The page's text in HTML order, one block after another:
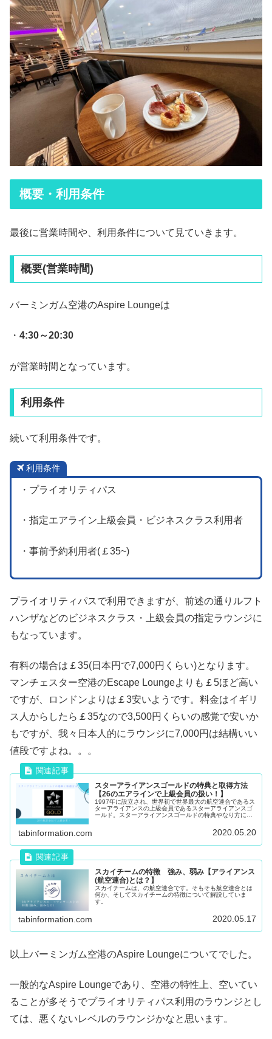
概要・利用条件
最後に営業時間や、利用条件について見ていきます。
概要(営業時間)
バーミンガム空港のAspire Loungeは
・ 4:30～20:30
が営業時間となっています。
利用条件
続いて利用条件です。
利用条件
・プライオリティパス
・指定エアライン上級会員・ビジネスクラス利用者
・事前予約利用者(￡35~)
プライオリティパスで利用できますが、前述の通りルフト
ハンザなどのビジネスクラス・上級会員の指定ラウンジに
もなっています。
有料の場合は￡35(日本円で7,000円くらい)となります。
マンチェスター空港のEscape Loungeよりも￡5ほど高い
ですが、ロンドンよりは￡3安いようです。料金はイギリ
ス人からしたら￡35なので3,500円くらいの感覚で安いか
もですが、我々日本人的にラウンジに7,000円は結構いい
値段ですよね。。。
スターアライアンスゴールドの特典と取得方法
【26のエアラインで上級会員の扱い！】
1997年に設立され、世界初で世界最大の航空連合であるス
ターアライアンスの上級会員であるスターアライアンスゴ
ールド。スターアライアンスゴールドの特典やなり方につ
tabinformation.com 2020.05.20
スカイチームの特徴 強み、弱み【アライアンス
(航空連合)とは？】
スカイチームは、の航空連合です。そもそも航空連合とは
何か、そしてスカイチームの特徴について解説していま
す。
tabinformation.com 2020.05.17
以上バーミンガム空港のAspire Loungeについてでした。
一般的なAspire Loungeであり、空港の特性上、空いてい
ることが多そうでプライオリティパス利用のラウンジとし
ては、悪くないレベルのラウンジかなと思います。